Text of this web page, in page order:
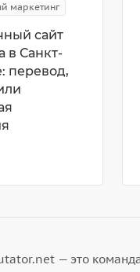
маркетинг
сайт
в Санкт-
перевод,
— это